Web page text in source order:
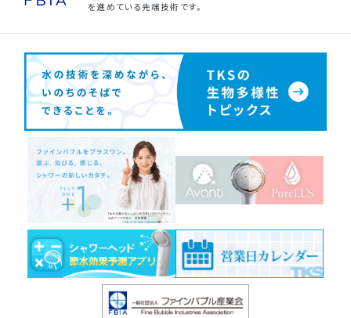
を進めている先端技術です。